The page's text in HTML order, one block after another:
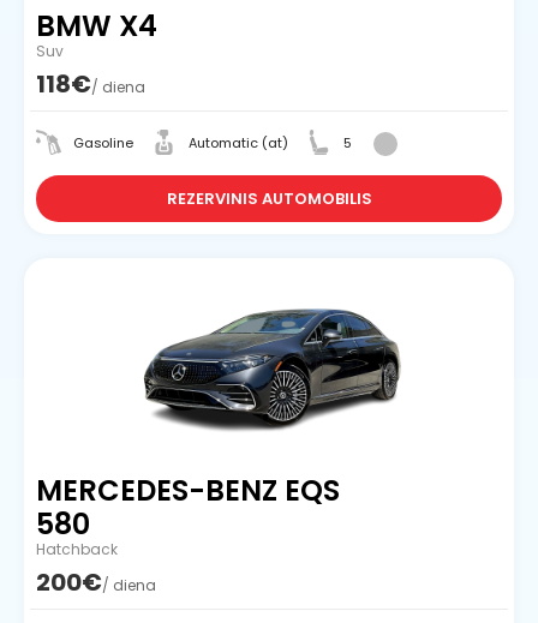
BMW X4
Suv
118€/ diena
Gasoline Automatic (at) 5
REZERVINIS AUTOMOBILIS
MERCEDES-BENZ EQS
580
Hatchback
200€/ diena